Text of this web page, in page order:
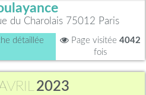
du Charolais 75012 Paris
détaillée Page visitée 4042
fois
2023